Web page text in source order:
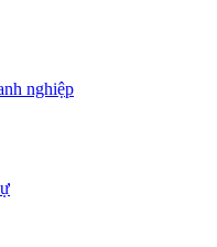
nghiệp